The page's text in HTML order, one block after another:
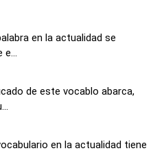
en la actualidad se
e...
de este vocablo abarca,
en la actualidad tiene